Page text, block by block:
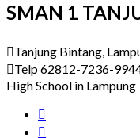
SMAN 1
Tanjung Bintang,
Telp 62812-7236-
High School in Lampung